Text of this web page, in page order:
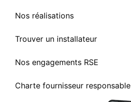
Nos réalisations
Trouver un installateur
Nos engagements RSE
Charte fournisseur responsable